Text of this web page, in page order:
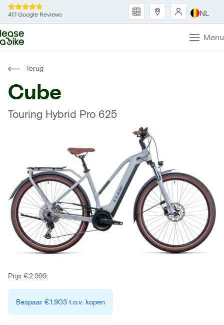
417 Google Reviews NL
Menu
Terug
Cube
Touring Hybrid Pro 625
Prijs €2.999
Bespaar €1.903 t.o.v. kopen